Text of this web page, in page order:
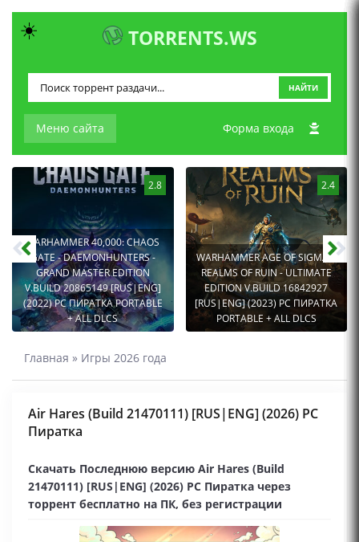
TORRENTS.WS
Меню сайта
НАЙТИ
Форма входа
2.8
WARHAMMER 40,000: CHAOS
GATE - DAEMONHUNTERS -
GRAND MASTER EDITION
V.BUILD 20865149 [RUS|ENG]
(2022) PC ПИРАТКА PORTABLE
+ ALL DLCS
2.4
WARHAMMER AGE OF SIGMAR:
REALMS OF RUIN - ULTIMATE
EDITION V.BUILD 16842927
[RUS|ENG] (2023) PC ПИРАТКА
PORTABLE + ALL DLCS
Главная » Игры 2026 года
Air Hares (Build 21470111) [RUS|ENG] (2026) PC
Пиратка
Скачать Последнюю версию Air Hares (Build
21470111) [RUS|ENG] (2026) PC Пиратка через
торрент бесплатно на ПК, без регистрации
☀️